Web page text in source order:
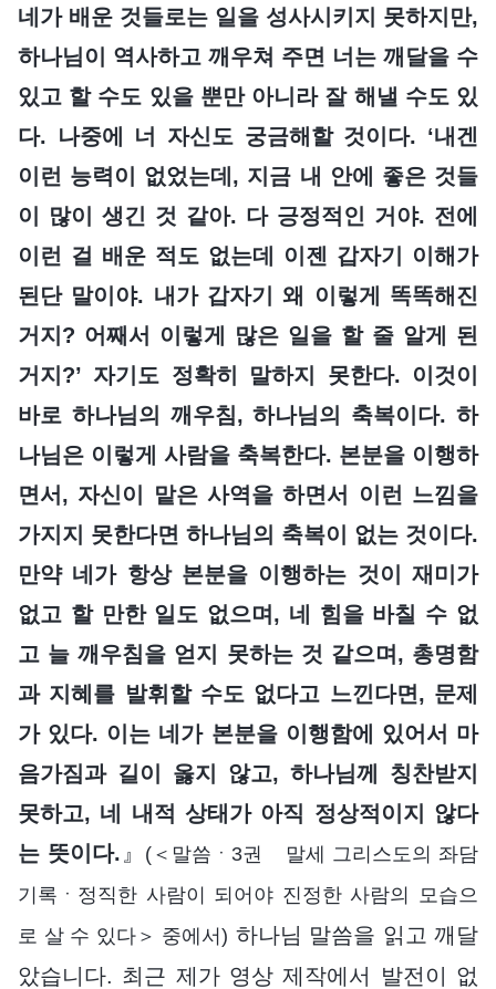
네가 배운 것들로는 일을 성사시키지 못하지만,
하나님이 역사하고 깨우쳐 주면 너는 깨달을 수
있고 할 수도 있을 뿐만 아니라 잘 해낼 수도 있
다. 나중에 너 자신도 궁금해할 것이다. ‘내겐
이런 능력이 없었는데, 지금 내 안에 좋은 것들
이 많이 생긴 것 같아. 다 긍정적인 거야. 전에
이런 걸 배운 적도 없는데 이젠 갑자기 이해가
된단 말이야. 내가 갑자기 왜 이렇게 똑똑해진
거지? 어째서 이렇게 많은 일을 할 줄 알게 된
거지?’ 자기도 정확히 말하지 못한다. 이것이
바로 하나님의 깨우침, 하나님의 축복이다. 하
나님은 이렇게 사람을 축복한다. 본분을 이행하
면서, 자신이 맡은 사역을 하면서 이런 느낌을
가지지 못한다면 하나님의 축복이 없는 것이다.
만약 네가 항상 본분을 이행하는 것이 재미가
없고 할 만한 일도 없으며, 네 힘을 바칠 수 없
고 늘 깨우침을 얻지 못하는 것 같으며, 총명함
과 지혜를 발휘할 수도 없다고 느낀다면, 문제
가 있다. 이는 네가 본분을 이행함에 있어서 마
음가짐과 길이 옳지 않고, 하나님께 칭찬받지
못하고, 네 내적 상태가 아직 정상적이지 않다
는 뜻이다. 』 (＜말씀ㆍ3권 말세 그리스도의 좌담
기록ㆍ정직한 사람이 되어야 진정한 사람의 모습으
로 살 수 있다＞ 중에서) 하나님 말씀을 읽고 깨달
았습니다. 최근 제가 영상 제작에서 발전이 없